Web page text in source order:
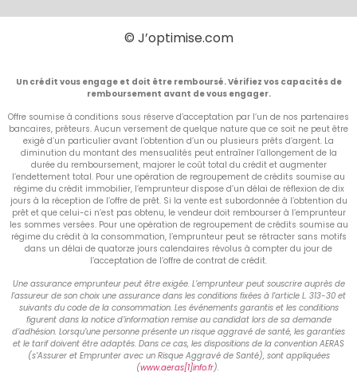
© J’optimise.com
Un crédit vous engage et doit être remboursé. Vérifiez vos capacités de
remboursement avant de vous engager.
Offre soumise à conditions sous réserve d’acceptation par l’un de nos partenaires
bancaires, prêteurs. Aucun versement de quelque nature que ce soit ne peut être
exigé d’un particulier avant l’obtention d’un ou plusieurs prêts d’argent. La
diminution du montant des mensualités peut entraîner l’allongement de la
durée du remboursement, majorer le coût total du crédit et augmenter
l’endettement total. Pour une opération de regroupement de crédits soumise au
régime du crédit immobilier, l’emprunteur dispose d’un délai de réflexion de dix
jours à la réception de l’offre de prêt. Si la vente est subordonnée à l’obtention du
prêt et que celui-ci n’est pas obtenu, le vendeur doit rembourser à l’emprunteur
les sommes versées. Pour une opération de regroupement de crédits soumise au
régime du crédit à la consommation, l’emprunteur peut se rétracter sans motifs
dans un délai de quatorze jours calendaires révolus à compter du jour de
l’acceptation de l’offre de contrat de crédit.
Une assurance emprunteur peut être exigée. L’emprunteur peut souscrire auprès de
l’assureur de son choix une assurance dans les conditions fixées à l’article L. 313-30 et
suivants du code de la consommation. Les événements garantis et les conditions
figurent dans la notice d’information remise au candidat lors de sa demande
d’adhésion. Lorsqu’une personne présente un risque aggravé de santé, les garanties
et le tarif doivent être adaptés. Dans ce cas, les dispositions de la convention AERAS
(s’Assurer et Emprunter avec un Risque Aggravé de Santé), sont appliquées
(www.aeras[1]info.fr).